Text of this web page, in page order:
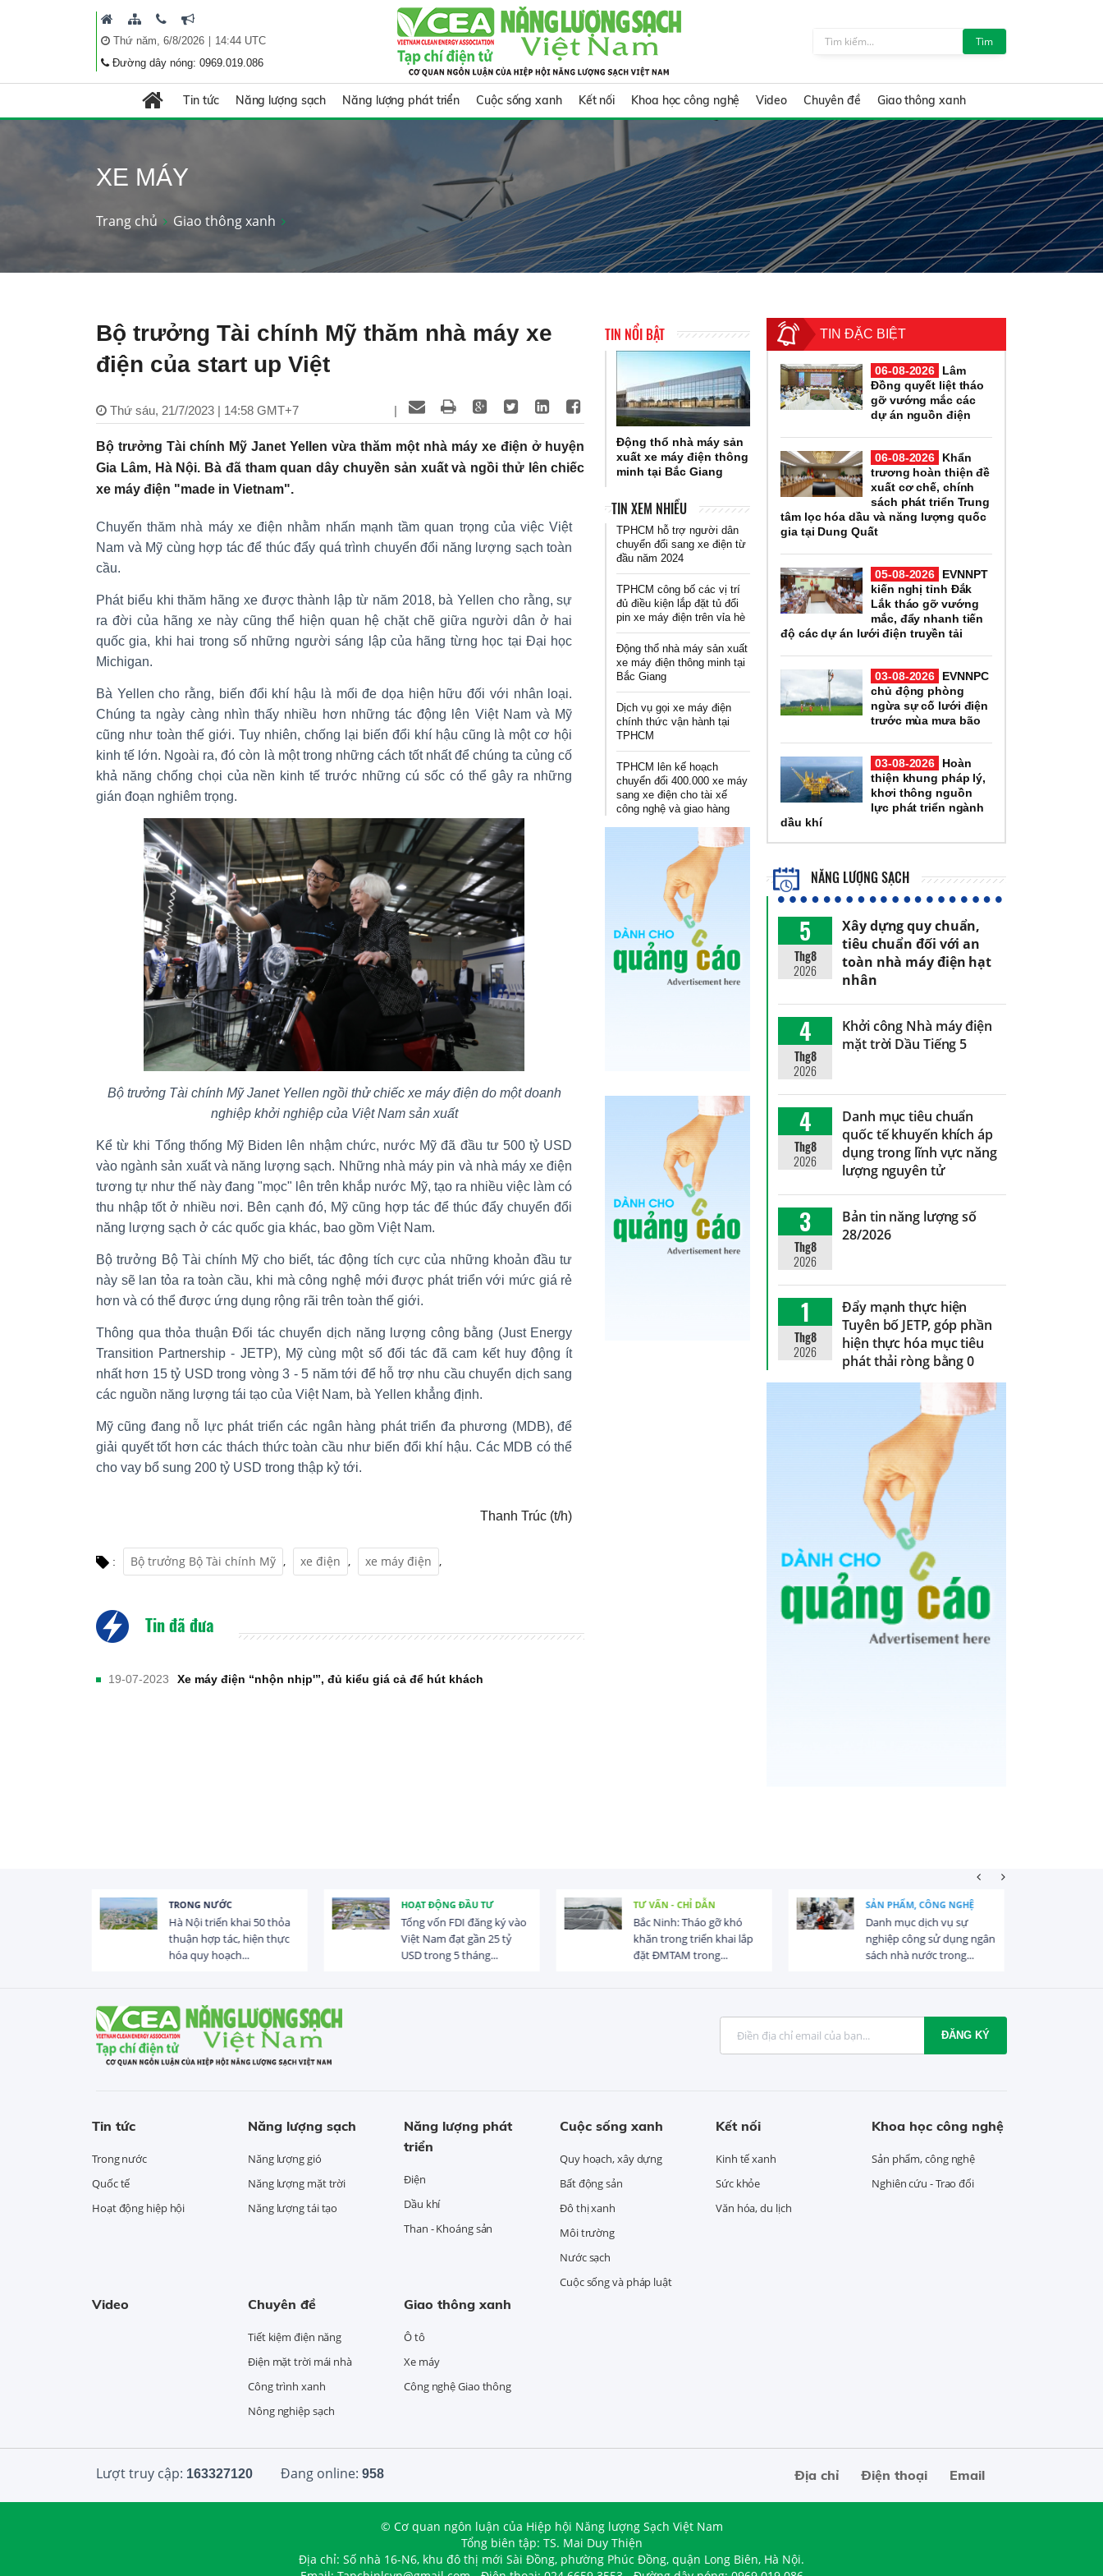
Thứ năm, 6/8/2026| 14:44 UTC
Đường dây nóng: 0969.019.086
Tìm
Tin tức Năng lượng sạch Năng lượng phát triển Cuộc sống xanh Kết nối Khoa học công nghệ Video Chuyên đề Giao thông xanh
XE MÁY
Trang chủ Giao thông xanh
Bộ trưởng Tài chính Mỹ thăm nhà máy xe
điện của start up Việt
Thứ sáu, 21/7/2023 | 14:58 GMT+7 |
Bộ trưởng Tài chính Mỹ Janet Yellen vừa thăm một nhà máy xe điện ở huyện
Gia Lâm, Hà Nội. Bà đã tham quan dây chuyền sản xuất và ngồi thử lên chiếc
xe máy điện "made in Vietnam".
Chuyến thăm nhà máy xe điện nhằm nhấn mạnh tầm quan trọng của việc Việt
Nam và Mỹ cùng hợp tác để thúc đẩy quá trình chuyển đổi năng lượng sạch toàn
cầu.
Phát biểu khi thăm hãng xe được thành lập từ năm 2018, bà Yellen cho rằng, sự
ra đời của hãng xe này cũng thể hiện quan hệ chặt chẽ giữa người dân ở hai
quốc gia, khi hai trong số những người sáng lập của hãng từng học tại Đại học
Michigan.
Bà Yellen cho rằng, biến đổi khí hậu là mối đe dọa hiện hữu đối với nhân loại.
Chúng ta ngày càng nhìn thấy nhiều hơn những tác động lên Việt Nam và Mỹ
cũng như toàn thế giới. Tuy nhiên, chống lại biến đổi khí hậu cũng là một cơ hội
kinh tế lớn. Ngoài ra, đó còn là một trong những cách tốt nhất để chúng ta củng cố
khả năng chống chọi của nền kinh tế trước những cú sốc có thể gây ra những
gián đoạn nghiêm trọng.
Bộ trưởng Tài chính Mỹ Janet Yellen ngồi thử chiếc xe máy điện do một doanh
nghiệp khởi nghiệp của Việt Nam sản xuất
Kể từ khi Tổng thống Mỹ Biden lên nhậm chức, nước Mỹ đã đầu tư 500 tỷ USD
vào ngành sản xuất và năng lượng sạch. Những nhà máy pin và nhà máy xe điện
tương tự như thế này đang "mọc" lên trên khắp nước Mỹ, tạo ra nhiều việc làm có
thu nhập tốt ở nhiều nơi. Bên cạnh đó, Mỹ cũng hợp tác để thúc đẩy chuyển đổi
năng lượng sạch ở các quốc gia khác, bao gồm Việt Nam.
Bộ trưởng Bộ Tài chính Mỹ cho biết, tác động tích cực của những khoản đầu tư
này sẽ lan tỏa ra toàn cầu, khi mà công nghệ mới được phát triển với mức giá rẻ
hơn và có thể được ứng dụng rộng rãi trên toàn thế giới.
Thông qua thỏa thuận Đối tác chuyển dịch năng lượng công bằng (Just Energy
Transition Partnership - JETP), Mỹ cùng một số đối tác đã cam kết huy động ít
nhất hơn 15 tỷ USD trong vòng 3 - 5 năm tới để hỗ trợ nhu cầu chuyển dịch sang
các nguồn năng lượng tái tạo của Việt Nam, bà Yellen khẳng định.
Mỹ cũng đang nỗ lực phát triển các ngân hàng phát triển đa phương (MDB), để
giải quyết tốt hơn các thách thức toàn cầu như biến đổi khí hậu. Các MDB có thể
cho vay bổ sung 200 tỷ USD trong thập kỷ tới.
Thanh Trúc (t/h)
: Bộ trưởng Bộ Tài chính Mỹ , xe điện , xe máy điện ,
Tin đã đưa
19-07-2023 Xe máy điện “nhộn nhịp'”, đủ kiểu giá cả để hút khách
TIN NỔI BẬT
Động thổ nhà máy sản
xuất xe máy điện thông
minh tại Bắc Giang
TIN XEM NHIỀU
TPHCM hỗ trợ người dân
chuyển đổi sang xe điện từ
đầu năm 2024
TPHCM công bố các vị trí
đủ điều kiện lắp đặt tủ đổi
pin xe máy điện trên vỉa hè
Động thổ nhà máy sản xuất
xe máy điện thông minh tại
Bắc Giang
Dịch vụ gọi xe máy điện
chính thức vận hành tại
TPHCM
TPHCM lên kế hoạch
chuyển đổi 400.000 xe máy
sang xe điện cho tài xế
công nghệ và giao hàng
TIN ĐẶC BIỆT
06-08-2026
Lâm
Đồng quyết liệt tháo
gỡ vướng mắc các
dự án nguồn điện
06-08-2026
Khẩn
trương hoàn thiện đề
xuất cơ chế, chính
sách phát triển Trung
tâm lọc hóa dầu và năng lượng quốc
gia tại Dung Quất
05-08-2026
EVNNPT
kiến nghị tỉnh Đắk
Lắk tháo gỡ vướng
mắc, đẩy nhanh tiến
độ các dự án lưới điện truyền tải
03-08-2026
EVNNPC
chủ động phòng
ngừa sự cố lưới điện
trước mùa mưa bão
03-08-2026
Hoàn
thiện khung pháp lý,
khơi thông nguồn
lực phát triển ngành
dầu khí
NĂNG LƯỢNG SẠCH
5
Thg8
2026
Xây dựng quy chuẩn,
tiêu chuẩn đối với an
toàn nhà máy điện hạt
nhân
4
Thg8
2026
Khởi công Nhà máy điện
mặt trời Dầu Tiếng 5
4
Thg8
2026
Danh mục tiêu chuẩn
quốc tế khuyến khích áp
dụng trong lĩnh vực năng
lượng nguyên tử
3
Thg8
2026
Bản tin năng lượng số
28/2026
1
Thg8
2026
Đẩy mạnh thực hiện
Tuyên bố JETP, góp phần
hiện thực hóa mục tiêu
phát thải ròng bằng 0
HOẠT ĐỘNG ĐẦU TƯ
Tổng vốn FDI đăng ký vào
Việt Nam đạt gần 25 tỷ
USD trong 5 tháng...
TƯ VẤN - CHỈ DẪN
Bắc Ninh: Tháo gỡ khó
khăn trong triển khai lắp
đặt ĐMTAM trong...
SẢN PHẨM, CÔNG NGHỆ
Danh mục dịch vụ sự
nghiệp công sử dụng ngân
sách nhà nước trong...
NĂNG LƯỢNG GIÓ
Quy định mới về điều kiện
khảo sát, đầu tư dự án
điện gió ngoài...
ĐĂNG KÝ
Tin tức
Trong nước
Quốc tế
Hoạt động hiệp hội
Năng lượng sạch
Năng lượng gió
Năng lượng mặt trời
Năng lượng tái tạo
Năng lượng phát
triển
Điện
Dầu khí
Than - Khoáng sản
Cuộc sống xanh
Quy hoạch, xây dựng
Bất động sản
Đô thị xanh
Môi trường
Nước sạch
Cuộc sống và pháp luật
Kết nối
Kinh tế xanh
Sức khỏe
Văn hóa, du lịch
Khoa học công nghệ
Sản phẩm, công nghệ
Nghiên cứu - Trao đổi
Video Chuyên đề
Tiết kiệm điện năng
Điện mặt trời mái nhà
Công trình xanh
Nông nghiệp sạch
Giao thông xanh
Ô tô
Xe máy
Công nghệ Giao thông
Lượt truy cập: 163327120 Đang online: 958 Email
Điện thoại
Địa chỉ
© Cơ quan ngôn luận của Hiệp hội Năng lượng Sạch Việt Nam
Tổng biên tập: TS. Mai Duy Thiện
Địa chỉ: Số nhà 16-N6, khu đô thị mới Sài Đồng, phường Phúc Đồng, quận Long Biên, Hà Nội.